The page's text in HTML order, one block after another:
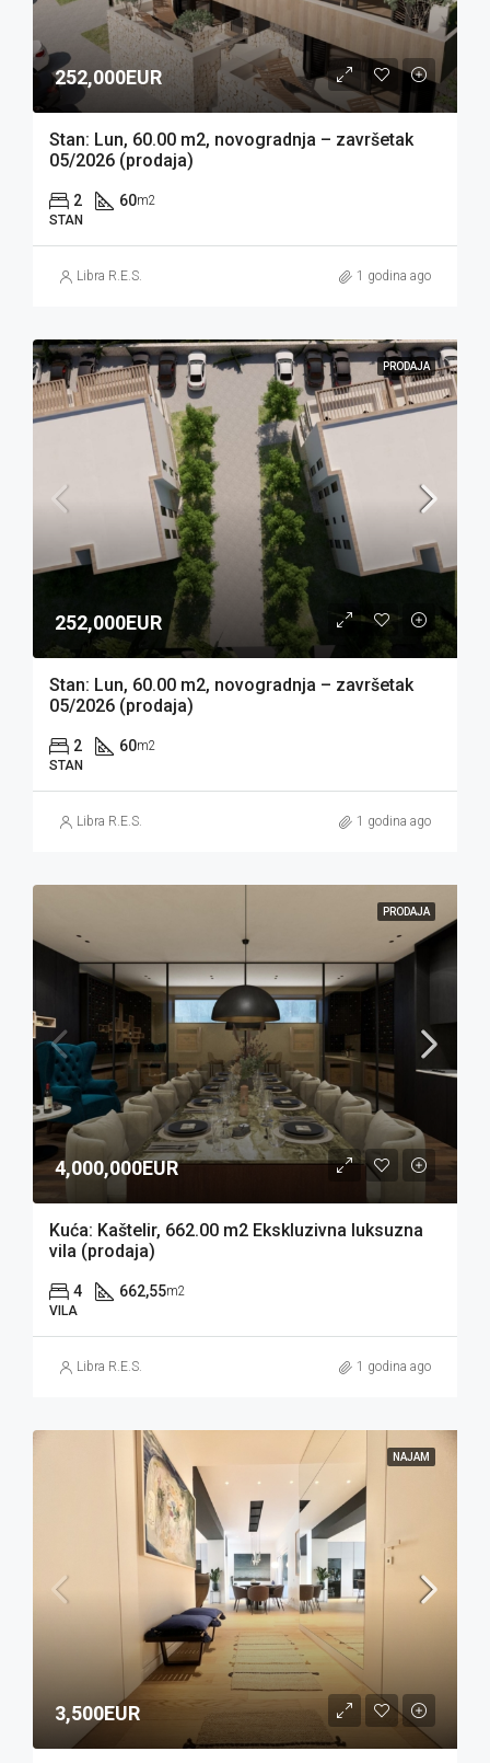
252,000EUR
Stan: Lun, 60.00 m2, novogradnja – završetak
05/2026 (prodaja)
2 60m2
STAN
Libra R.E.S. 1 godina ago
PRODAJA
252,000EUR
Stan: Lun, 60.00 m2, novogradnja – završetak
05/2026 (prodaja)
2 60m2
STAN
Libra R.E.S. 1 godina ago
PRODAJA
4,000,000EUR
Kuća: Kaštelir, 662.00 m2 Ekskluzivna luksuzna
vila (prodaja)
4 662,55m2
VILA
Libra R.E.S. 1 godina ago
NAJAM
3,500EUR